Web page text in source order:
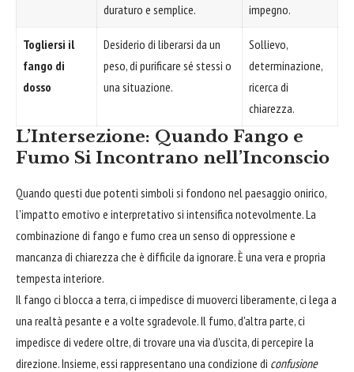
duraturo e semplice.
impegno.
Togliersi il
fango di
dosso
Desiderio di liberarsi da un
peso, di purificare sé stessi o
una situazione.
Sollievo,
determinazione,
ricerca di
chiarezza.
L’Intersezione: Quando Fango e
Fumo Si Incontrano nell’Inconscio
Quando questi due potenti simboli si fondono nel paesaggio onirico,
l'impatto emotivo e interpretativo si intensifica notevolmente. La
combinazione di fango e fumo crea un senso di oppressione e
mancanza di chiarezza che è difficile da ignorare. È una vera e propria
tempesta interiore.
Il fango ci blocca a terra, ci impedisce di muoverci liberamente, ci lega a
una realtà pesante e a volte sgradevole. Il fumo, d'altra parte, ci
impedisce di vedere oltre, di trovare una via d'uscita, di percepire la
direzione. Insieme, essi rappresentano una condizione di confusione